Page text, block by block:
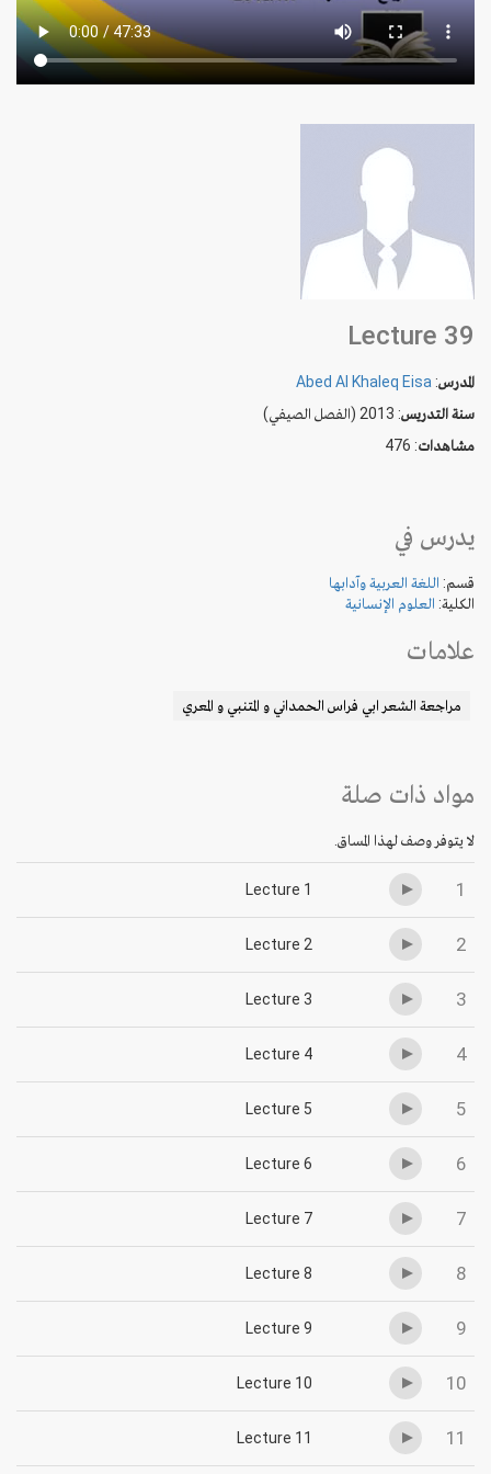
Lecture 39
المدرس:
Abed Al Khaleq Eisa
سنة التدريس: 2013 (الفصل الصيفي)
مشاهدات: 476
يدرس في
قسم: اللغة العربية وآدابها
الكلية: العلوم الإنسانية
علامات
مراجعة الشعر ابي فراس الحمداني و المتنبي و المعري
مواد ذات صلة
لا يتوفر وصف لهذا المساق.
1
Lecture 1
2
Lecture 2
3
Lecture 3
4
Lecture 4
5
Lecture 5
6
Lecture 6
7
Lecture 7
8
Lecture 8
9
Lecture 9
10
Lecture 10
11
Lecture 11